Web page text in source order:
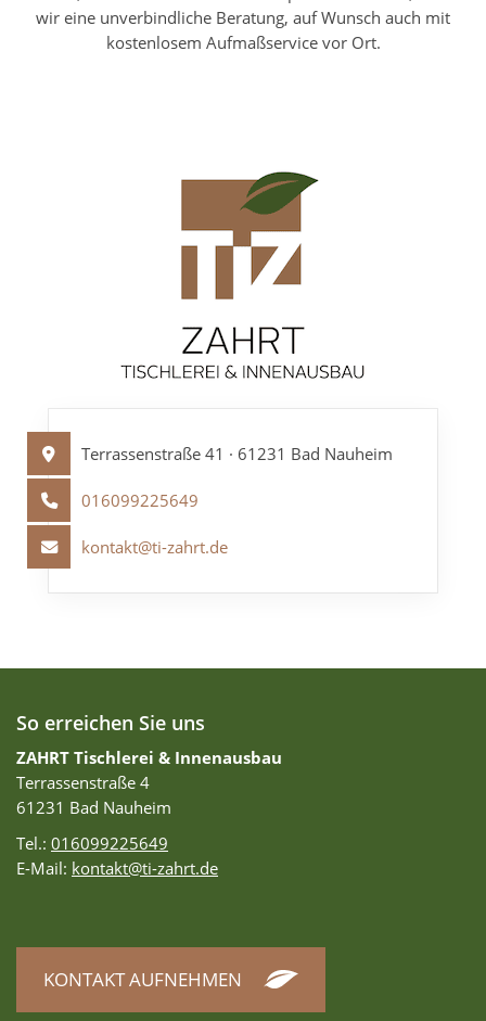
wir eine unverbindliche Beratung, auf Wunsch auch mit
kostenlosem Aufmaßservice vor Ort.
Terrassenstraße 41 · 61231 Bad Nauheim
016099225649
kontakt@ti-zahrt.de
So erreichen Sie uns
ZAHRT Tischlerei & Innenausbau
Terrassenstraße 4
61231 Bad Nauheim
Tel.: 016099225649
E-Mail: kontakt@ti-zahrt.de
KONTAKT AUFNEHMEN